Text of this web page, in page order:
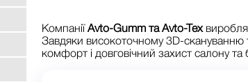
КомпаніїAvto-Gumm та Avto-Tex
Завдяки високоточному 3D-скануванню
комфорт і довговічний захист салону та